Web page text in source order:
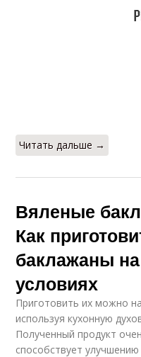
Читать дальше →
Вяленые
Как
баклажаны
условиях
Приготовить их можно
используя кухонную
Полученный продукт
способствует